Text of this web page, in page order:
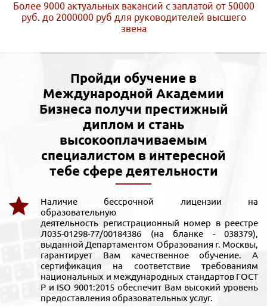
Более 9000 актуальных вакансий с заплатой от 50000
руб. до 2000000 руб для руководителей высшего
звена
Пройди обучение в
Международной Академии
Бизнеса получи престижный
диплом и стань
высокооплачиваемым
специалистом в интересной
тебе сфере деятельности
Наличие бессрочной лицензии на
образовательную
деятельность регистрационный номер в реестре
Л035-01298-77/00184386 (на бланке - 038379),
выданной Департаментом Образования г. Москвы,
гарантирует Вам качественное обучение. А
сертификация на соответствие требованиям
национальных и международных стандартов ГОСТ
Р и ISO 9001:2015 обеспечит Вам высокий уровень
предоставления образовательных услуг.